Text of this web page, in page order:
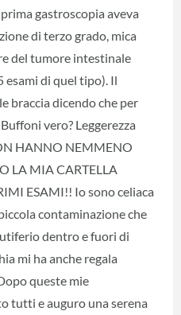
gastroscopia aveva
di terzo grado, mica
del tumore intestinale
esami di quel tipo). Il
braccia dicendo che per
vero? Leggerezza
HANNO NEMMENO
LA MIA CARTELLA
ESAMI!! Io sono celiaca
contaminazione che
dentro e fuori di
mi ha anche regala
queste mie
tutti e auguro una serena